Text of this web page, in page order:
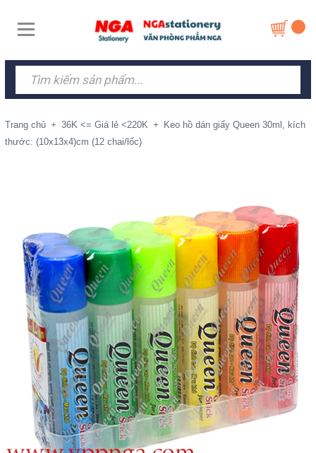
Trang chủ + 36K <= Giá lẻ <220K +
Keo hồ dán giấy Queen 30ml, kích
thước: (10x13x4)cm (12 chai/lốc)